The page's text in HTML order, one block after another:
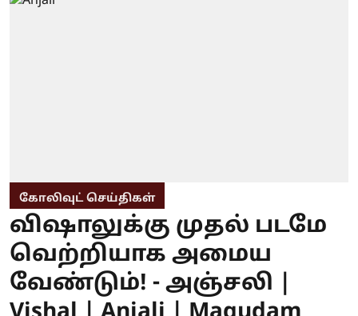
கோலிவுட் செய்திகள்
விஷாலுக்கு முதல் படமே
வெற்றியாக அமைய
வேண்டும்! - அஞ்சலி |